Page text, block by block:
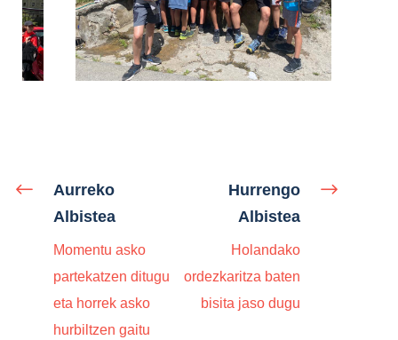
Aurreko
Albistea
Momentu asko
partekatzen ditugu
eta horrek asko
hurbiltzen gaitu
Hurrengo
Albistea
Holandako
ordezkaritza baten
bisita jaso dugu